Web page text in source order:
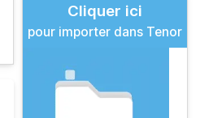
Cliquer ici
pour importer dans Tenor